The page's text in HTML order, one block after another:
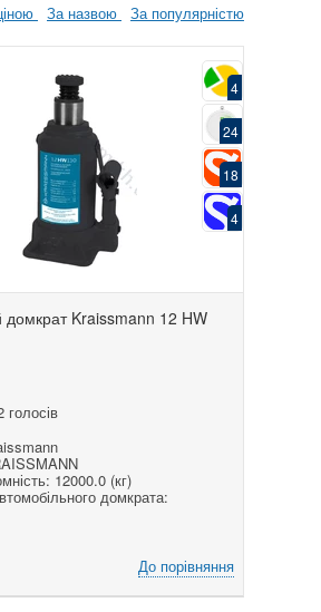
За назвою За популярністю
4
24
18
4
домкрат Kraissmann 12 HW
голосів
12000.0 (кг)
домкрата:
До порівняння